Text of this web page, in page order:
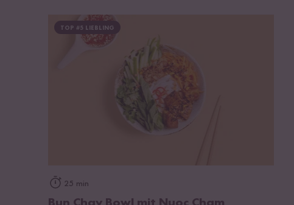
TOP #5 LIEBLING
25 min